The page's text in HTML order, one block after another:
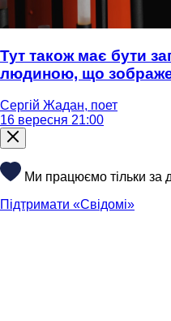
Тут також має бути
людиною, що
Сергій Жадан, поет
16 вересня 21:00
Ми працюємо тільки за
Підтримати «Свідомі»